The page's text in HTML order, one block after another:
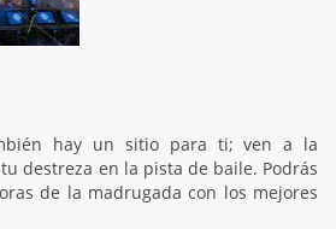
hay un sitio para ti; ven a la
destreza en la pista de baile. Podrás
de la madrugada con los mejores